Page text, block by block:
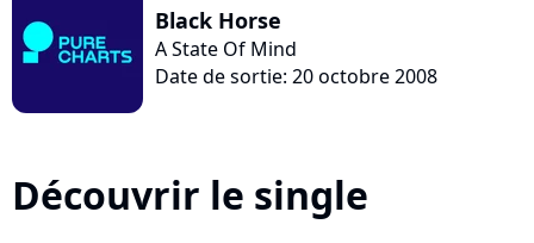
Black Horse
A State Of Mind
Date de sortie: 20 octobre 2008
Découvrir le single